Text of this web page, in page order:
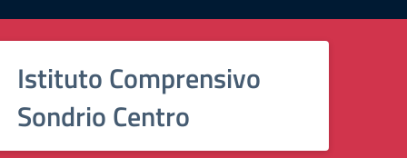
Istituto Comprensivo
Sondrio Centro